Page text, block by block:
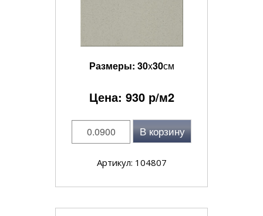
Размеры: 30x30см
Цена: 930р/м2
В корзину
Артикул: 104807